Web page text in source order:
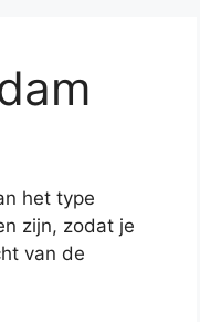
het type
zijn, zodat je
van de